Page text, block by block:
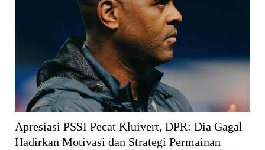
Apresiasi PSSI Pecat Kluivert, DPR: Dia Gagal
Hadirkan Motivasi dan Strategi Permainan